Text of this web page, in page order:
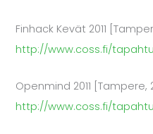
Finhack Kevät 2011
http://www.coss.fi/
Openmind 2011 [Tampere,
http://www.coss.fi/